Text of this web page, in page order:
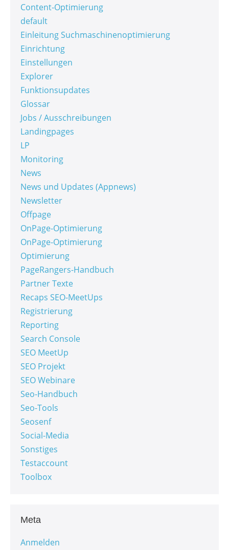
Content-Optimierung
default
Einleitung Suchmaschinenoptimierung
Einrichtung
Einstellungen
Explorer
Funktionsupdates
Glossar
Jobs / Ausschreibungen
Landingpages
LP
Monitoring
News
News und Updates (Appnews)
Newsletter
Offpage
OnPage-Optimierung
OnPage-Optimierung
Optimierung
PageRangers-Handbuch
Partner Texte
Recaps SEO-MeetUps
Registrierung
Reporting
Search Console
SEO MeetUp
SEO Projekt
SEO Webinare
Seo-Handbuch
Seo-Tools
Seosenf
Social-Media
Sonstiges
Testaccount
Toolbox
Meta
Anmelden